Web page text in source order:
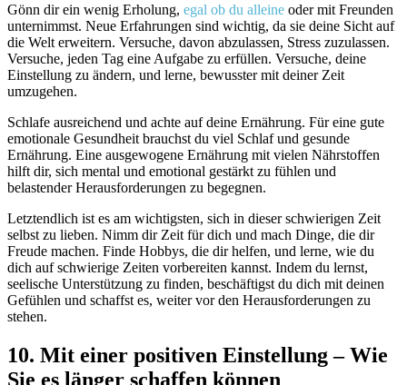
Gönn dir ein wenig Erholung, egal ob du alleine oder mit Freunden
unternimmst. Neue Erfahrungen sind wichtig, da sie deine Sicht auf
die Welt erweitern. Versuche, davon abzulassen, Stress zuzulassen.
Versuche, jeden Tag eine Aufgabe zu erfüllen. Versuche, deine
Einstellung zu ändern, und lerne, bewusster mit deiner Zeit
umzugehen.
Schlafe ausreichend und achte auf deine Ernährung. Für eine gute
emotionale Gesundheit brauchst du viel Schlaf und gesunde
Ernährung. Eine ausgewogene Ernährung mit vielen Nährstoffen
hilft dir, sich mental und emotional gestärkt zu fühlen und
belastender Herausforderungen zu begegnen.
Letztendlich ist es am wichtigsten, sich in dieser schwierigen Zeit
selbst zu lieben. Nimm dir Zeit für dich und mach Dinge, die dir
Freude machen. Finde Hobbys, die dir helfen, und lerne, wie du
dich auf schwierige Zeiten vorbereiten kannst. Indem du lernst,
seelische Unterstützung zu finden, beschäftigst du dich mit deinen
Gefühlen und schaffst es, weiter vor den Herausforderungen zu
stehen.
10. Mit einer positiven Einstellung – Wie
Sie es länger schaffen können